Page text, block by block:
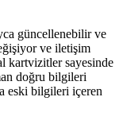
güncellenebilir ve
ve iletişim
kartvizitler sayesinde
doğru bilgileri
eski bilgileri içeren